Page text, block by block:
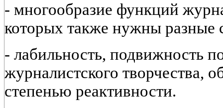
- многообразие функций
которых также нужны разные
- лабильность, подвижность
журналистского творчества,
степенью реактивности.